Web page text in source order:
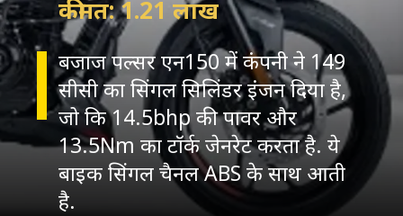
बजाज पल्सर एन150 में कंपनी ने 149
सीसी का सिंगल सिलिंडर इंजन दिया है,
जो कि 14.5bhp की पावर और
13.5Nm का टॉर्क जेनरेट करता है. ये
बाइक सिंगल चैनल ABS के साथ आती
है.
कीमत: 1.21 लाख